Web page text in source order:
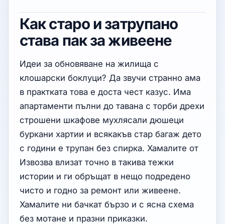
Как старо и затрупано
става пак за живеене
Идеи за обновяване на жилища с
клошарски боклуци? Да звучи странно ама
в практката това е доста чест казус. Има
апартаменти пълни до тавана с торби дрехи
строшени шкафове мухлясали дюшеци
буркани хартии и всякакъв стар багаж дето
с години е трупан без спирка. Хамалите от
Извозва влизат точно в такива тежки
истории и ги обръщат в нещо подредено
чисто и годно за ремонт или живеене.
Хамалите ни бачкат бързо и с ясна схема
без мотане и празни приказки.